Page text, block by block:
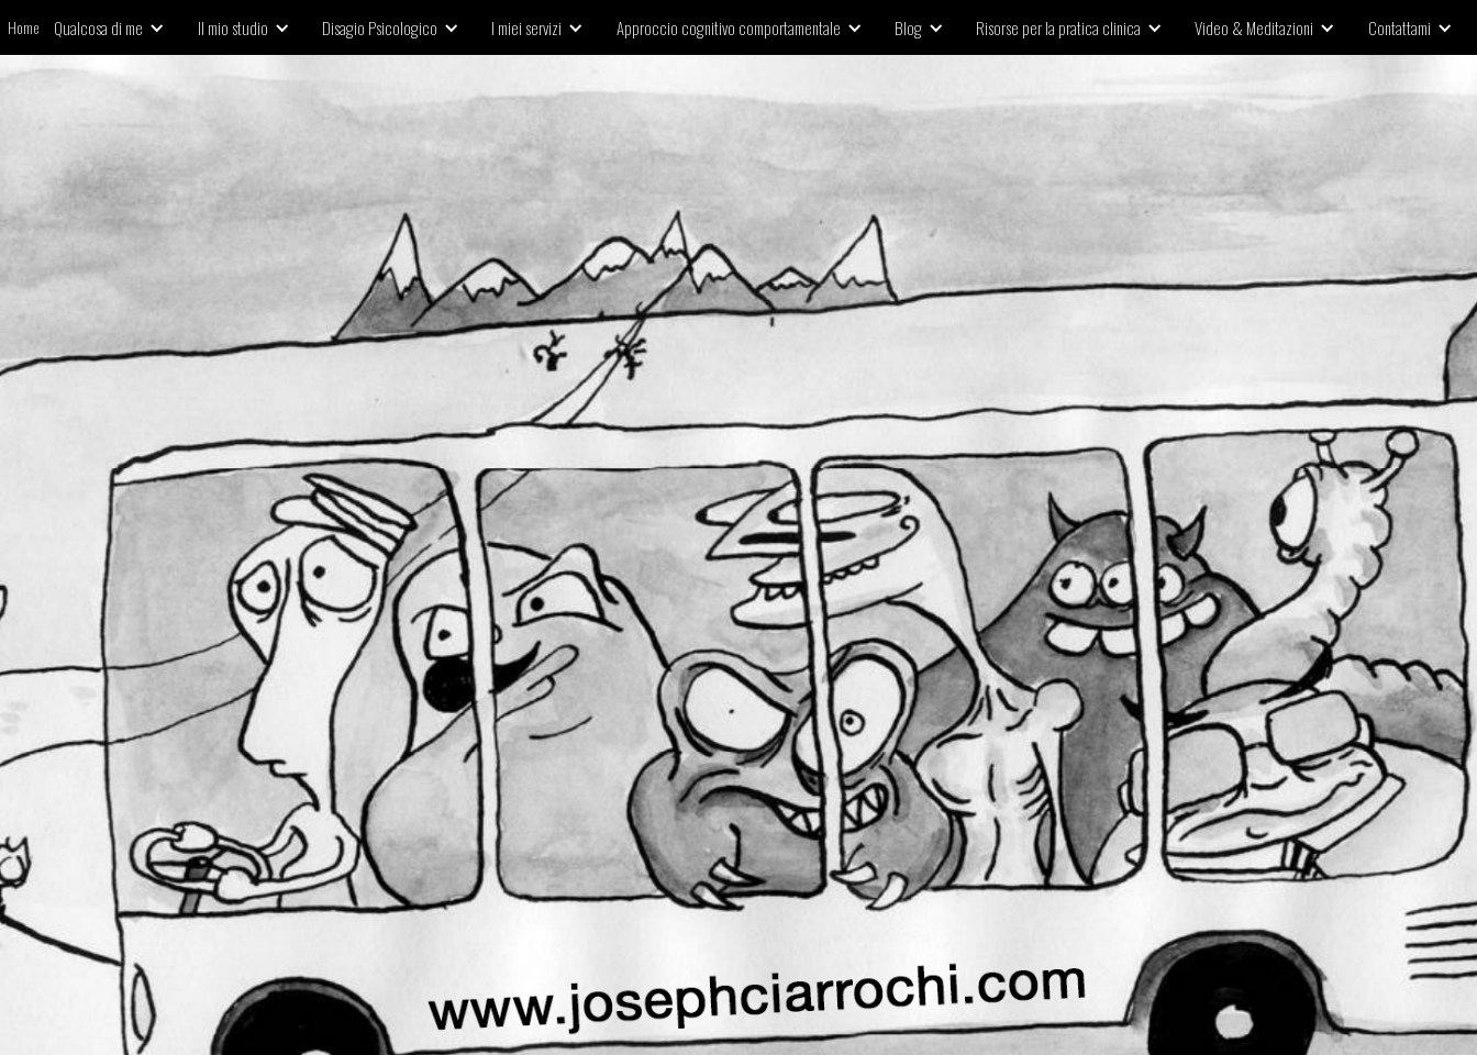
Home Qualcosa di me Il mio studio Disagio Psicologico I miei servizi Approccio cognitivo comportamentale Blog Risorse per la pratica clinica Video & Meditazioni Contattami